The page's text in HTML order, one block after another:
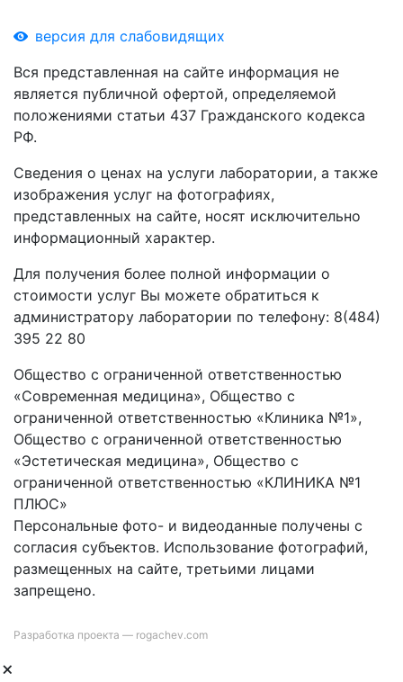
версия для слабовидящих
Вся представленная на сайте информация не
является публичной офертой, определяемой
положениями статьи 437 Гражданского кодекса
РФ.
Сведения о ценах на услуги лаборатории, а также
изображения услуг на фотографиях,
представленных на сайте, носят исключительно
информационный характер.
Для получения более полной информации о
стоимости услуг Вы можете обратиться к
администратору лаборатории по телефону: 8(484)
395 22 80
Общество с ограниченной ответственностью
«Современная медицина», Общество с
ограниченной ответственностью «Клиника №1»,
Общество с ограниченной ответственностью
«Эстетическая медицина», Общество с
ограниченной ответственностью «КЛИНИКА №1
ПЛЮС»
Персональные фото- и видеоданные получены с
согласия субъектов. Использование фотографий,
размещенных на сайте, третьими лицами
запрещено.
Разработка проекта — rogachev.com